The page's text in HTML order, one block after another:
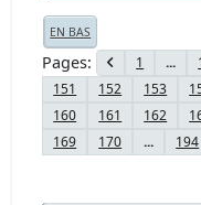
EN BAS
Pages 1 ...
151
152 153
160
161 162
169
170 ... 194